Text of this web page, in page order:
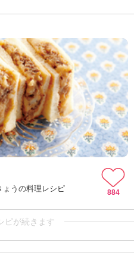
ょうの料理レシピ 884
ピが続きます